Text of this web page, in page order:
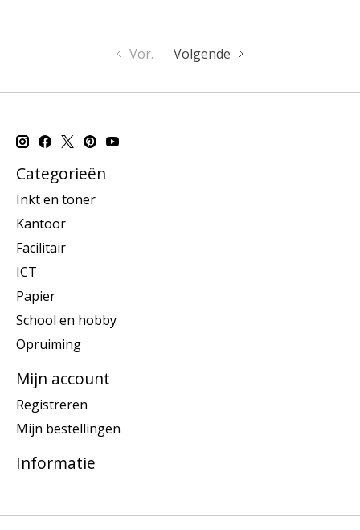
Vor. Volgende
Categorieën
Inkt en toner
Kantoor
Facilitair
ICT
Papier
School en hobby
Opruiming
Mijn account
Registreren
Mijn bestellingen
Informatie